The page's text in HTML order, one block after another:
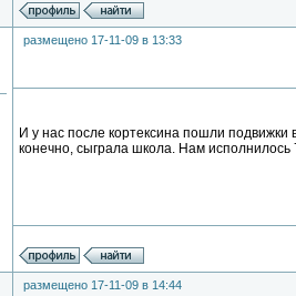
размещено 17-11-09 в 13:33
И у нас после кортексина пошли подвижки
конечно, сыграла школа. Нам
размещено 17-11-09 в 14:44